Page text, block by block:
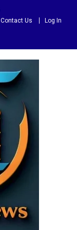
Contact Us Log In